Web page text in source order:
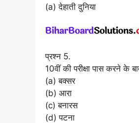
(a) देहाती दुनिया
प्रश्न 5.
10वीं की परीक्षा पास करने के
(a) बक्सर
(b) आरा
(c) बनारस
(d) पटना